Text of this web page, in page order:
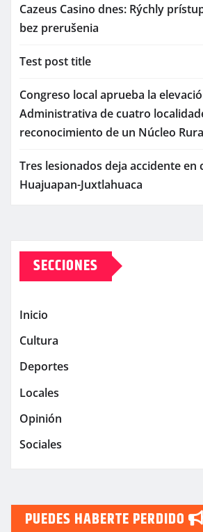
Cazeus Casino dnes: Rýchly
bez prerušenia
Test post title
Congreso local aprueba la
Administrativa de cuatro
reconocimiento de un Núcleo
Tres lesionados deja accidente en
Huajuapan-Juxtlahuaca
SECCIONES
Inicio
Cultura
Deportes
Locales
Opinión
Sociales
PUEDES HABERTE PERDIDO